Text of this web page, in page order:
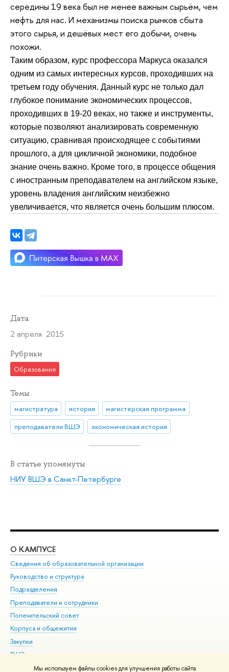
Мы используем файлы cookies для улучшения работы сайта
середины 19 века был не менее важным сырьём, чем
нефть для нас. И механизмы поиска рынков сбыта
этого сырья, и дешёвых мест его добычи, очень
похожи.
Таким образом, курс профессора Маркуса оказался
одним из самых интересных курсов, проходивших на
третьем году обучения. Данный курс не только дал
глубокое понимание экономических процессов,
проходивших в 19-20 веках, но также и инструменты,
которые позволяют анализировать современную
ситуацию, сравнивая происходящее с событиями
прошлого, а для цикличной экономики, подобное
знание очень важно. Кроме того, в процессе общения
с иностранным преподавателем на английском языке,
уровень владения английским неизбежно
увеличивается, что является очень большим плюсом.
Дата
2 апреля 2015
Рубрики
Образование
Темы
магистратура история
магистерская программа
преподаватели ВШЭ
экономическая история
В статье упомянуты
НИУ ВШЭ в Санкт-Петербурге
О КАМПУСЕ
Сведения об образовательной организации
Руководство и структура
Подразделения
Преподаватели и сотрудники
Попечительский совет
Корпуса и общежития
Закупки
ВШЭ для студентов с ограниченными возможностями
здоровья и инвалидностью